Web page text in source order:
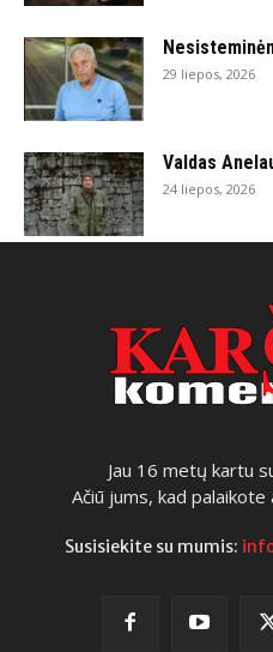
29 liepos, 2026
Valdas
24 liepos, 2026
Jau 16 metų kartu
Ačiū jums, kad
Susisiekite su mumis: